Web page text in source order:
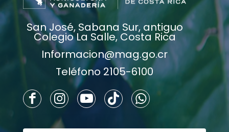
San José, Sabana Sur, antiguo
Colegio La Salle, Costa Rica
Informacion@mag.go.cr
Teléfono 2105-6100